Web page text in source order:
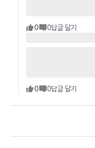
0 0답글 달기
0 0답글 달기